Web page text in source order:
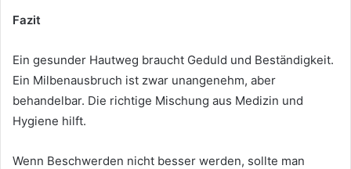
Fazit
Ein gesunder Hautweg braucht Geduld und Beständigkeit.
Ein Milbenausbruch ist zwar unangenehm, aber
behandelbar. Die richtige Mischung aus Medizin und
Hygiene hilft.
Wenn Beschwerden nicht besser werden, sollte man